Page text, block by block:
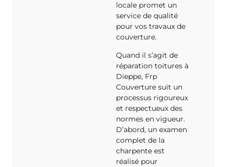
locale promet un
service de qualité
pour vos travaux de
couverture.
Quand il s’agit de
réparation toitures à
Dieppe, Frp
Couverture suit un
processus rigoureux
et respectueux des
normes en vigueur.
D’abord, un examen
complet de la
charpente est
réalisé pour